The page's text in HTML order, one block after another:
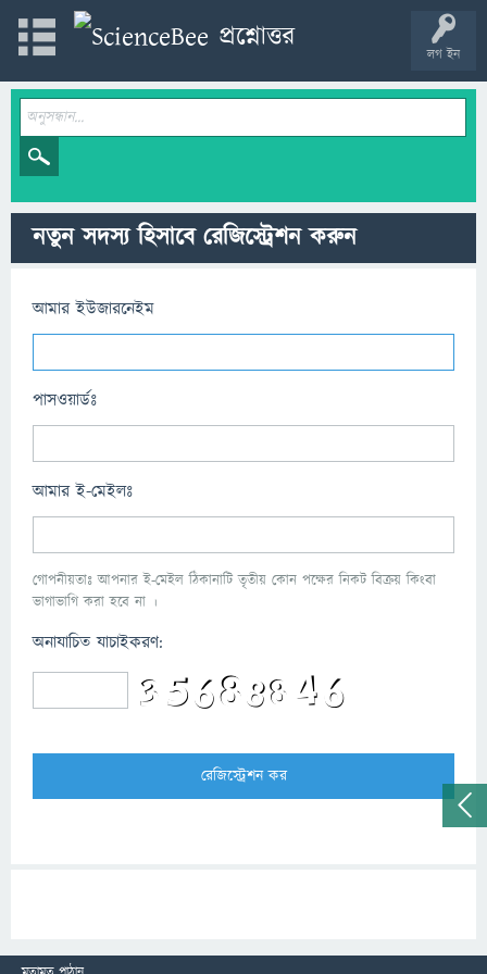
লগ ইন
নতুন সদস্য হিসাবে রেজিস্ট্রেশন করুন
আমার ইউজারনেইম
পাসওয়ার্ডঃ
আমার ই-মেইলঃ
গোপনীয়তাঃ আপনার ই-মেইল ঠিকানাটি তৃতীয় কোন পক্ষের নিকট বিক্রয় কিংবা
ভাগাভাগি করা হবে না ।
অনাযাচিত যাচাইকরণ: